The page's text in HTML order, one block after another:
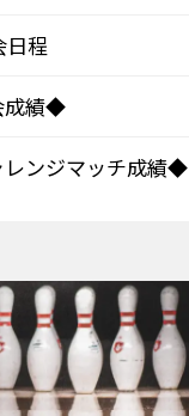
日程
成績◆
ンジマッチ成績◆